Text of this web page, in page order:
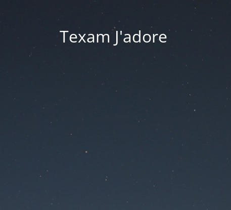
Texam J'adore